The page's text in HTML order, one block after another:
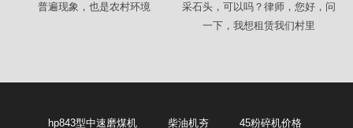
普遍现象，也是农村环境
采石头，可以吗？律师，您好，问
一下，我想租赁我们村里
hp843型中速磨煤机 柴油机夯 45粉碎机价格